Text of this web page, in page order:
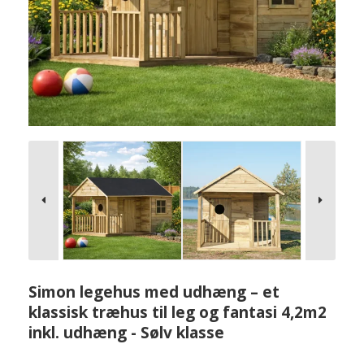
Simon legehus med udhæng – et
klassisk træhus til leg og fantasi 4,2m2
inkl. udhæng - Sølv klasse